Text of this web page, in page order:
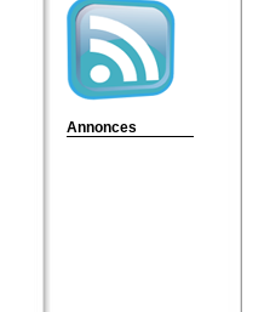
Annonces